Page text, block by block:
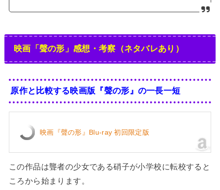
映画「聲の形」感想・考察（ネタバレあり）
原作と比較する映画版『聲の形』の一長一短
映画『聲の形』Blu-ray 初回限定版
この作品は聾者の少女である硝子が小学校に転校すると
ころから始まります。